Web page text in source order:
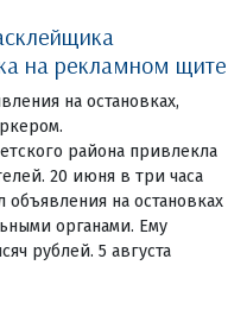
на рекламном щите
на остановках,
района привлекла
20 июня в три часа
на остановках
органами. Ему
рублей. 5 августа